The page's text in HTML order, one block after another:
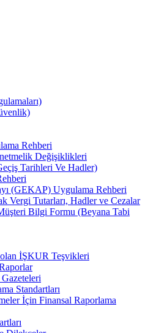
Rehberi
Değişiklikleri
Tarihleri Ve Hadler)
(GEKAP) Uygulama Rehberi
Vergi Tutarları, Hadler ve Cezalar
Bilgi Formu (Beyana Tabi
İŞKUR Teşvikleri
Standartları
İçin Finansal Raporlama